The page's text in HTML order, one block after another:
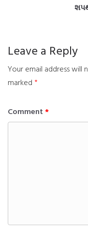
Leave a Reply
Your email address will
marked *
Comment *